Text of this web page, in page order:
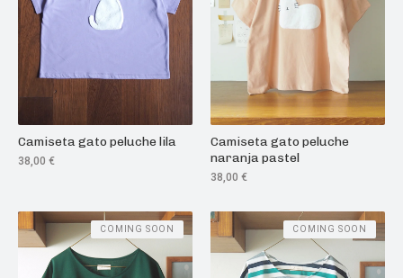
Camiseta gato peluche lila
38,00 €
Camiseta gato peluche
naranja pastel
38,00 €
COMING SOON COMING SOON